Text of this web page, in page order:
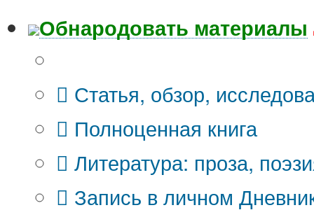
Обнародовать материалы
Статья, обзор,
Полноценная книга
Литература: проза,
Запись в личном